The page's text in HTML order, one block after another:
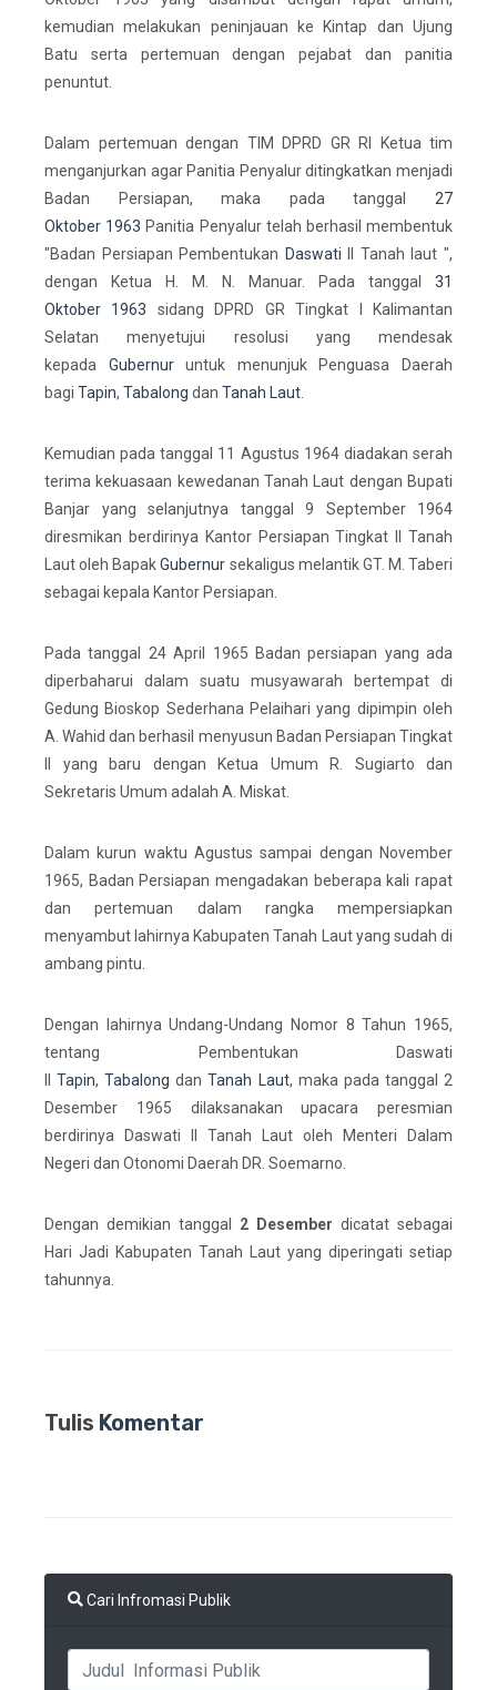
kemudian melakukan peninjauan ke Kintap dan Ujung
Batu serta pertemuan dengan pejabat dan panitia
penuntut.
Dalam pertemuan dengan TIM DPRD GR RI Ketua tim
menganjurkan agar Panitia Penyalur ditingkatkan menjadi
Badan Persiapan, maka pada tanggal 27
Oktober 1963 Panitia Penyalur telah berhasil membentuk
"Badan Persiapan Pembentukan Daswati II Tanah laut ",
dengan Ketua H. M. N. Manuar. Pada tanggal 31
Oktober
1963 sidang DPRD GR Tingkat I Kalimantan
Selatan menyetujui resolusi yang mendesak
kepada Gubernuruntuk menunjuk Penguasa Daerah
bagi Tapin, Tabalong dan Tanah Laut
Kemudian pada tanggal 11 Agustus 1964 diadakan serah
terima kekuasaan kewedanan Tanah Laut dengan Bupati
Banjar yang selanjutnya tanggal 9 September 1964
diresmikan berdirinya Kantor Persiapan Tingkat II Tanah
Laut oleh BapakGubernur sekaligus melantik GT. M. Taberi
sebagai kepala Kantor Persiapan.
Pada tanggal 24 April 1965 Badan persiapan yang ada
diperbaharui dalam suatu musyawarah bertempat di
Gedung Bioskop Sederhana Pelaihari yang dipimpin oleh
A. Wahid dan berhasil menyusun Badan Persiapan Tingkat
II yang baru dengan Ketua Umum R. Sugiarto dan
Sekretaris Umum adalah A. Miskat.
Dalam kurun waktu Agustus sampai dengan November
1965, Badan Persiapan mengadakan beberapa kali rapat
dan pertemuan dalam rangka mempersiapkan
menyambut lahirnya Kabupaten Tanah Laut yang sudah di
ambang pintu.
Dengan lahirnya Undang-Undang Nomor 8 Tahun 1965,
tentang Pembentukan Daswati
IITapin,Tabalong danTanah Laut, maka pada tanggal 2
Desember 1965 dilaksanakan upacara peresmian
berdirinya Daswati II Tanah Laut oleh Menteri Dalam
Negeri dan Otonomi Daerah DR. Soemarno.
Dengan demikian tanggal 2 Desember dicatat sebagai
Hari Jadi Kabupaten Tanah Laut yang diperingati setiap
tahunnya.
Tulis Komentar
Cari Infromasi Publik